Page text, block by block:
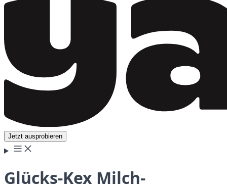
Jetzt ausprobieren
Glücks-Kex Milch-